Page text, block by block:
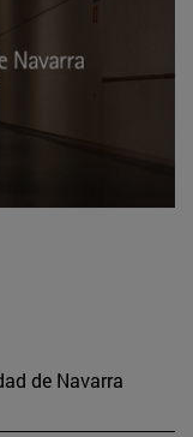
de Navarra